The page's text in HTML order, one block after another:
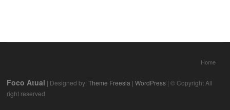
Home
Foco Atual | Designed by:Theme Freesia |WordPress | © Copyright All
right reserved